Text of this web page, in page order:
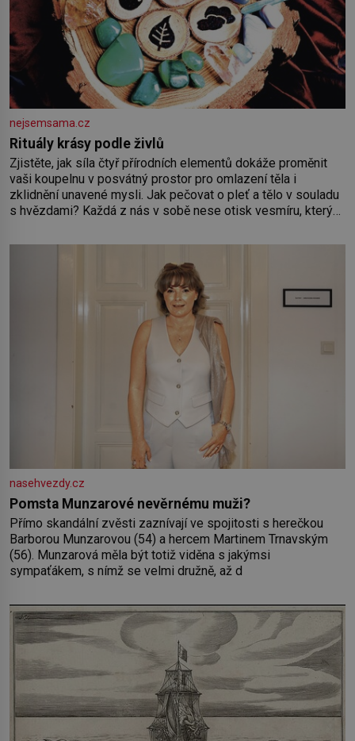
nejsemsama.cz
Rituály krásy podle živlů
Zjistěte, jak síla čtyř přírodních elementů dokáže proměnit
vaši koupelnu v posvátný prostor pro omlazení těla i
zklidnění unavené mysli. Jak pečovat o pleť a tělo v souladu
s hvězdami? Každá z nás v sobě nese otisk vesmíru, který
pokožky. Ohnivá znamení Ženy narozené ve znamení Berana,
nasehvezdy.cz
Pomsta Munzarové nevěrnému muži?
Přímo skandální zvěsti zaznívají ve spojitosti s herečkou
Barborou Munzarovou (54) a hercem Martinem Trnavským
(56). Munzarová měla být totiž viděna s jakýmsi
sympaťákem, s nímž se velmi družně, až d